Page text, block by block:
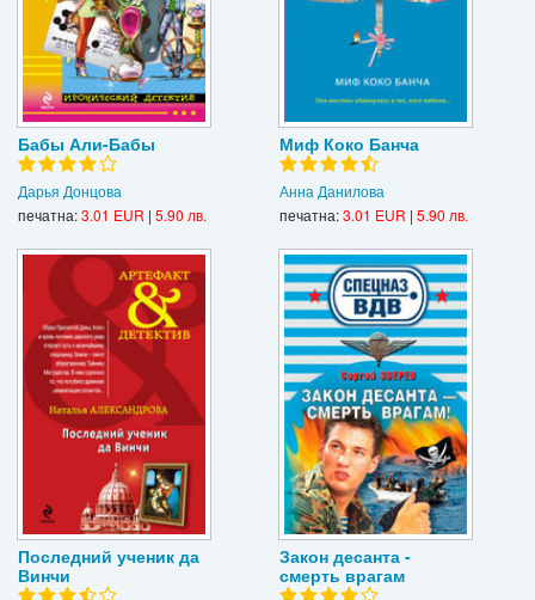
Бабы Али-Бабы
Дарья Донцова
печатна:3.01 EUR | 5.90 лв.
Миф Коко Банча
Анна Данилова
печатна:3.01 EUR | 5.90 лв.
Последний ученик да
Винчи
Закон десанта -
смерть врагам